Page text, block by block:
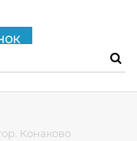
Конаково